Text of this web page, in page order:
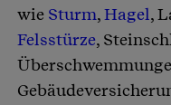
wie Sturm,Hagel,
Felsstürze,